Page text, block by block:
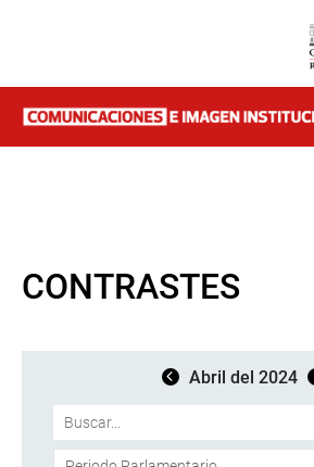
CONTRASTES
Abril del 2024